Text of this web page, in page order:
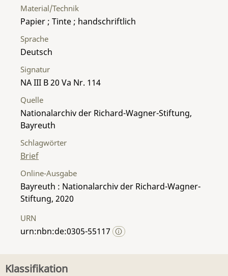
Material/Technik
Papier ; Tinte ; handschriftlich
Sprache
Deutsch
Signatur
NA III B 20 Va Nr. 114
Quelle
Nationalarchiv der Richard-Wagner-Stiftung,
Bayreuth
Schlagwörter
Brief
Online-Ausgabe
Bayreuth : Nationalarchiv der Richard-Wagner-
Stiftung, 2020
URN
urn:nbn:de:0305-55117
Klassifikation